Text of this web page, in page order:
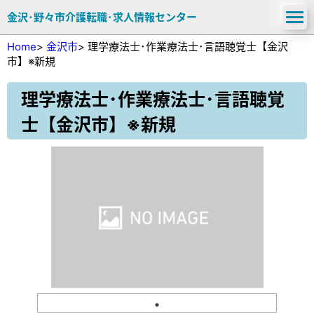
金沢･野々市介護転職･求人情報センター
Home> 金沢市> 理学療法士･作業療法士･言語聴覚士【金沢
市】※新規
理学療法士･作業療法士･言語聴覚
士【金沢市】※新規